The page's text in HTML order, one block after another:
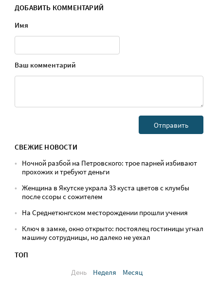
ДОБАВИТЬ КОММЕНТАРИЙ
Имя
Ваш комментарий
СВЕЖИЕ НОВОСТИ
Ночной разбой на Петровского: трое парней избивают
прохожих и требуют деньги
Женщина в Якутске украла 33 куста цветов с клумбы
после ссоры с сожителем
На Среднетюнгском месторождении прошли учения
Ключ в замке, окно открыто: постоялец гостиницы угнал
машину сотрудницы, но далеко не уехал
ТОП
День
Неделя Месяц